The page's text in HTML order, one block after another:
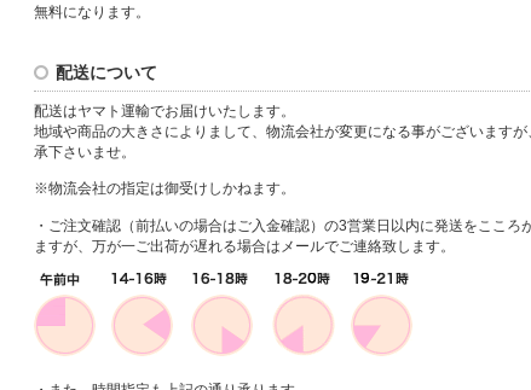
無料になります。
配送について
配送はヤマト運輸でお届けいたします。
地域や商品の大きさによりまして、物流会社が変更になる事がございますが
承下さいませ。
※物流会社の指定は御受けしかねます。
・ご注文確認（前払いの場合はご入金確認）の3営業日以内に発送をこころ
ますが、万が一ご出荷が遅れる場合はメールでご連絡致します。